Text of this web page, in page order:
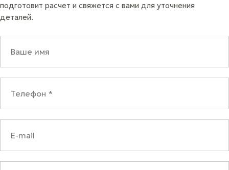
подготовит расчет и свяжется с вами для уточнения
деталей.